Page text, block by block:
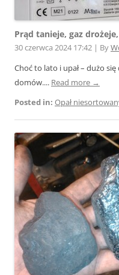
Prąd tanieje, gaz
30 czerwca 2024 17:42 | By
Choć to lato i upał – dużo
domów.... Read more →
Posted in: Opał